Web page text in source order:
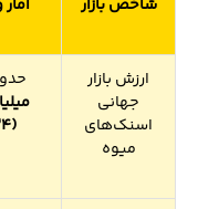
شاخص بازار
ارزش بازار
جهانی
اسنک‌های
میوه
(2024)